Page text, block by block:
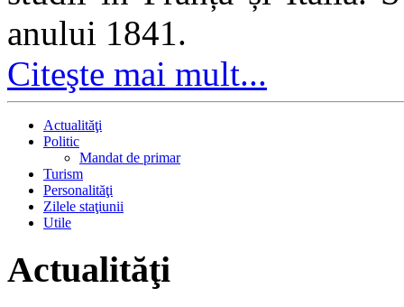
anului 1841.
Citeşte mai mult...
Actualităţi
Politic
Mandat de primar
Turism
Personalităţi
Zilele staţiunii
Utile
Actualităţi